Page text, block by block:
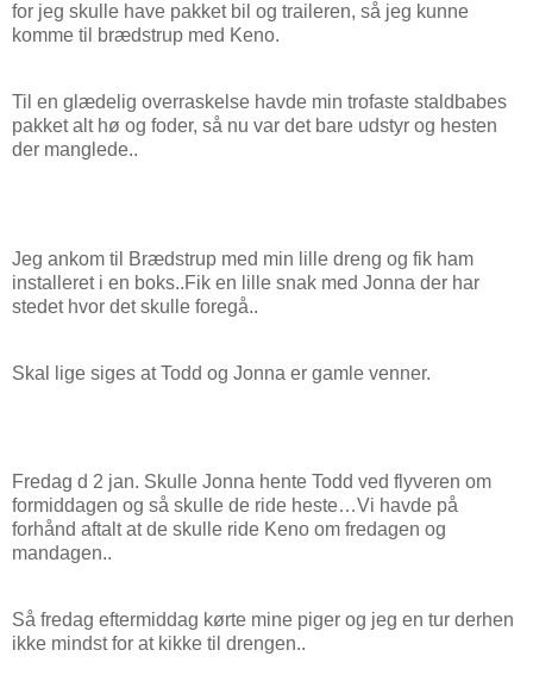
for jeg skulle have pakket bil og traileren, så jeg kunne
komme til brædstrup med Keno.
Til en glædelig overraskelse havde min trofaste staldbabes
pakket alt hø og foder, så nu var det bare udstyr og hesten
der manglede..
Jeg ankom til Brædstrup med min lille dreng og fik ham
installeret i en boks..Fik en lille snak med Jonna der har
stedet hvor det skulle foregå..
Skal lige siges at Todd og Jonna er gamle venner.
Fredag d 2 jan. Skulle Jonna hente Todd ved flyveren om
formiddagen og så skulle de ride heste…Vi havde på
forhånd aftalt at de skulle ride Keno om fredagen og
mandagen..
Så fredag eftermiddag kørte mine piger og jeg en tur derhen
ikke mindst for at kikke til drengen..